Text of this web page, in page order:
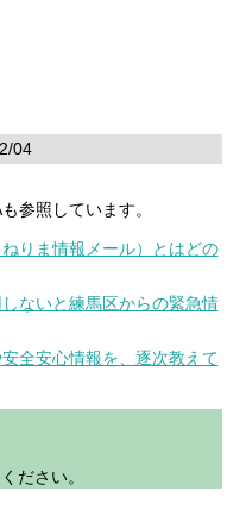
04
参照しています。
りま情報メール）とはどの
ないと練馬区からの緊急情
全安心情報を、逐次教えて
ださい。